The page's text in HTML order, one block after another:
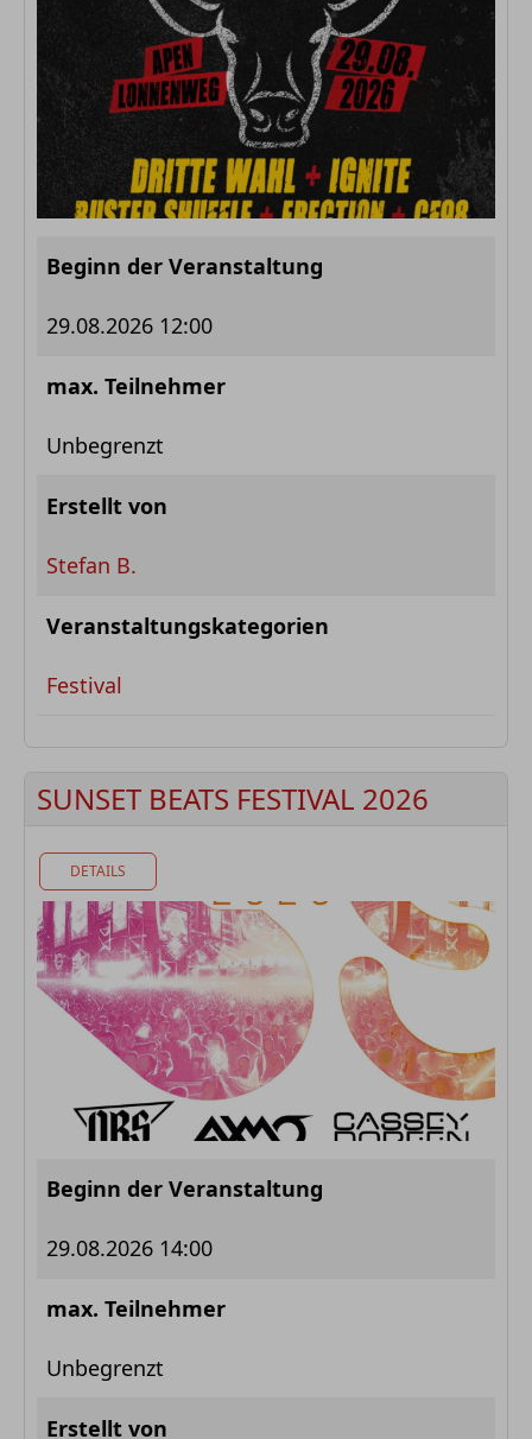
Beginn der Veranstaltung
29.08.2026 12:00
max. Teilnehmer
Unbegrenzt
Erstellt von
Stefan B.
Veranstaltungskategorien
Festival
SUNSET BEATS FESTIVAL 2026
DETAILS
Beginn der Veranstaltung
29.08.2026 14:00
max. Teilnehmer
Unbegrenzt
Erstellt von